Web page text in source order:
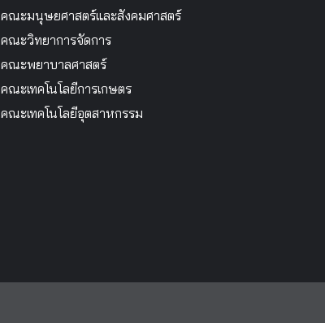
คณะมนุษยศาสตร์และสังคมศาสตร์
คณะวิทยาการจัดการ
คณะพยาบาลศาสตร์
คณะเทคโนโลยีการเกษตร
คณะเทคโนโลยีอุตสาหกรรม